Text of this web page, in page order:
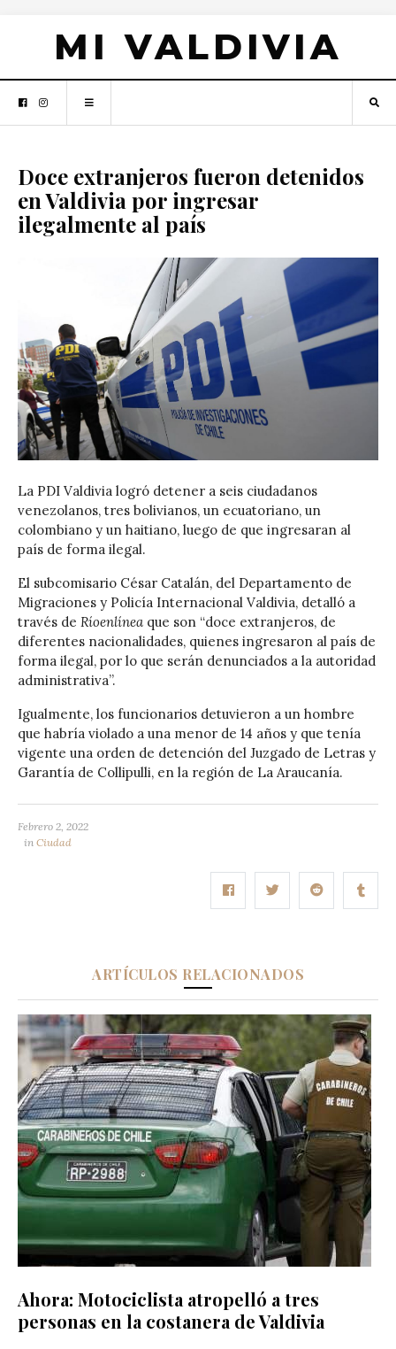
MI VALDIVIA
Doce extranjeros fueron detenidos
en Valdivia por ingresar
ilegalmente al país
La PDI Valdivia logró detener a seis ciudadanos
venezolanos, tres bolivianos, un ecuatoriano, un
colombiano y un haitiano, luego de que ingresaran al
país de forma ilegal.
El subcomisario César Catalán, del Departamento de
Migraciones y Policía Internacional Valdivia, detalló a
través de Ríoenlínea que son “doce extranjeros, de
diferentes nacionalidades, quienes ingresaron al país de
forma ilegal, por lo que serán denunciados a la autoridad
administrativa”.
Igualmente, los funcionarios detuvieron a un hombre
que habría violado a una menor de 14 años y que tenía
vigente una orden de detención del Juzgado de Letras y
Garantía de Collipulli, en la región de La Araucanía.
Febrero 2, 2022
in Ciudad
ARTÍCULOS RELACIONADOS
Ahora: Motociclista atropelló a tres
personas en la costanera de Valdivia